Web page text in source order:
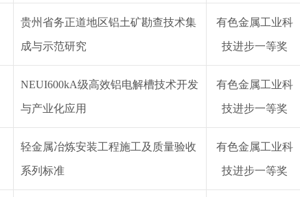
贵州省务正道地区铝土矿勘查技术集
成与示范研究
有色金属工业科
技进步一等奖
NEUI600kA级高效铝电解槽技术开发
与产业化应用
有色金属工业科
技进步一等奖
轻金属冶炼安装工程施工及质量验收
系列标准
有色金属工业科
技进步一等奖